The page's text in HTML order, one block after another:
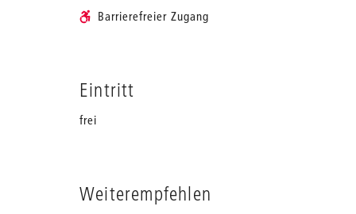
Barrierefreier Zugang
Eintritt
frei
Weiterempfehlen